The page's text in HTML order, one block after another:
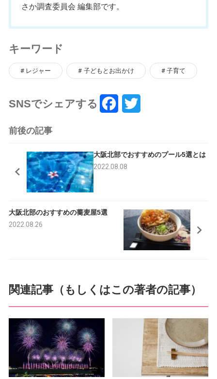
さか調査委員会 編集部です。
キーワード
レジャー 子どもとお出かけ 子育て
SNSでシェアする
e
t
r
前後の記事
大阪北部でおすすめのプール5選とは
2022.08.08
大阪北部のおすすめの蕎麦屋5選
2022.08.26
関連記事（もしくはこの著者の記事）